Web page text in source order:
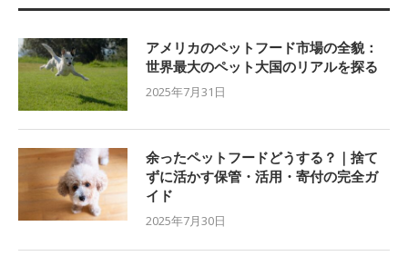
アメリカのペットフード市場の全貌：
世界最大のペット大国のリアルを探る
2025年7月31日
余ったペットフードどうする？｜捨て
ずに活かす保管・活用・寄付の完全ガ
イド
2025年7月30日